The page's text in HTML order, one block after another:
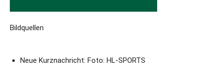
Bildquellen
Neue Kurznachricht: Foto: HL-SPORTS